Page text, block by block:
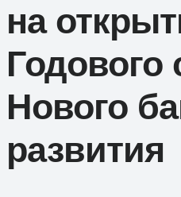
на
Годового
Нового
развития